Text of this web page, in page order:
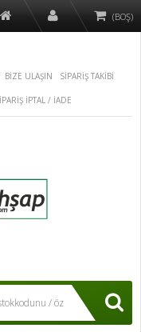
(BOŞ)
BİZE ULAŞIN SİPARİŞ TAKİBİ
İPTAL / İADE